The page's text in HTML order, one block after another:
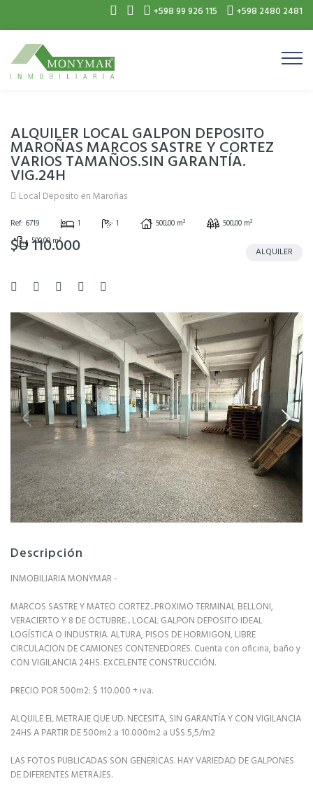
+598 99 926 115 +598 2480 2481
ALQUILER LOCAL GALPON DEPOSITO
MAROÑAS MARCOS SASTRE Y CORTEZ
VARIOS TAMAÑOS.SIN GARANTÍA.
VIG.24H
Local Deposito en Maroñas
Ref: 6719 1 1 500,00 m²
500,00 m²
500,00 m²
$U 110.000 ALQUILER
Descripción
INMOBILIARIA MONYMAR -
MARCOS SASTRE Y MATEO CORTEZ...PROXIMO TERMINAL BELLONI,
VERACIERTO Y 8 DE OCTUBRE... LOCAL GALPON DEPOSITO IDEAL
LOGÍSTICA O INDUSTRIA. ALTURA, PISOS DE HORMIGON, LIBRE
CIRCULACION DE CAMIONES CONTENEDORES. Cuenta con oficina, baño y
CON VIGILANCIA 24HS. EXCELENTE CONSTRUCCIÓN.
PRECIO POR 500m2: $ 110.000 + iva.
ALQUILE EL METRAJE QUE UD. NECESITA, SIN GARANTÍA Y CON VIGILANCIA
24HS A PARTIR DE 500m2 a 10.000m2 a U$S 5,5/m2
LAS FOTOS PUBLICADAS SON GENERICAS. HAY VARIEDAD DE GALPONES
DE DIFERENTES METRAJES.